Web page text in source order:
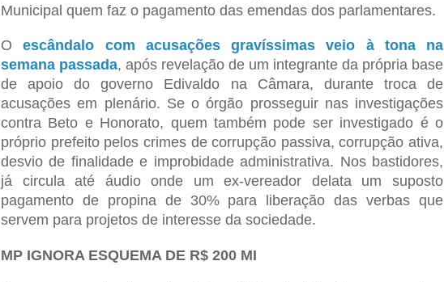
Municipal quem faz o pagamento das emendas dos parlamentares.
Oescândalo com acusações gravíssimas veio à tona na
semana passada, após revelação de um integrante da própria base
de apoio do governo Edivaldo na Câmara, durante troca de
acusações em plenário. Se o órgão prosseguir nas investigações
contra Beto e Honorato, quem também pode ser investigado é o
próprio prefeito pelos crimes de corrupção passiva, corrupção ativa,
desvio de finalidade e improbidade administrativa. Nos bastidores,
já circula até áudio onde um ex-vereador delata um suposto
pagamento de propina de 30% para liberação das verbas que
servem para projetos de interesse da sociedade.
MP IGNORA ESQUEMA DE R$ 200 MI